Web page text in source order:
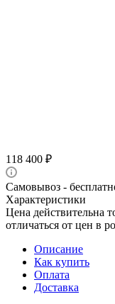
118 400 ₽
Самовывоз -
Характеристики
Цена действительна
отличаться от цен в
Описание
Как купить
Оплата
Доставка